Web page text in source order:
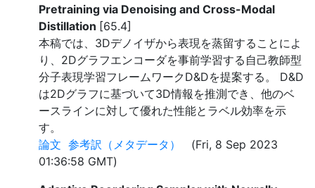
Pretraining via Denoising and Cross-Modal
Distillation [65.4]
本稿では、3Dデノイザから表現を蒸留することによ
り、2Dグラフエンコーダを事前学習する自己教師型
分子表現学習フレームワークD&Dを提案する。 D&D
は2Dグラフに基づいて3D情報を推測でき、他のベ
ースラインに対して優れた性能とラベル効率を示
す。
論文 参考訳（メタデータ）
(Fri, 8 Sep 2023
01:36:58 GMT)